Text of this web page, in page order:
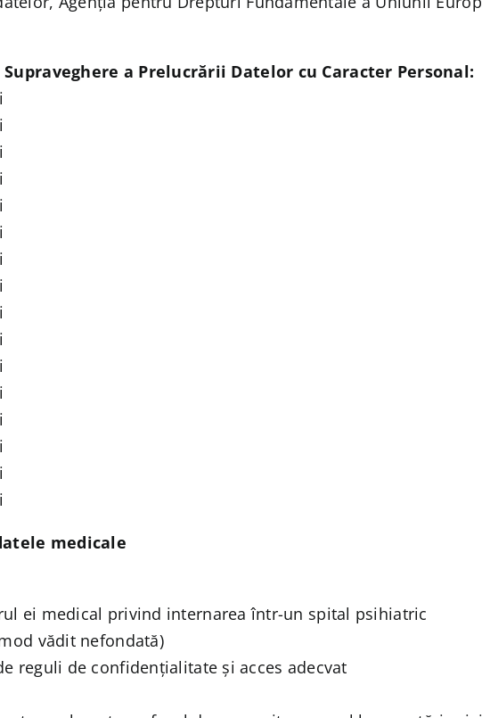
a Prelucrării Datelor cu Caracter Personal:
medicale
ei medical privind internarea într-un spital psihiatric
vădit nefondată)
reguli de confidențialitate și acces adecvat